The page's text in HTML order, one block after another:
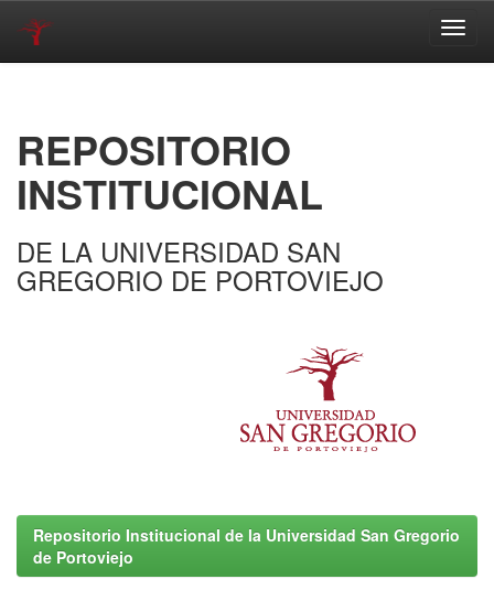
REPOSITORIO
INSTITUCIONAL
DE LA UNIVERSIDAD SAN
GREGORIO DE PORTOVIEJO
Repositorio Institucional de la Universidad San Gregorio
de Portoviejo